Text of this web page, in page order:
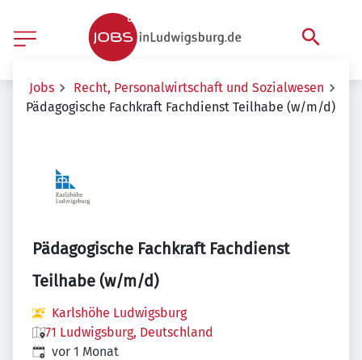
Jobs
Recht, Personalwirtschaft und Sozialwesen
Pädagogische Fachkraft Fachdienst Teilhabe (w/m/d)
Pädagogische Fachkraft Fachdienst
Teilhabe (w/m/d)
Karlshöhe Ludwigsburg
71 Ludwigsburg, Deutschland
Veröffentlicht:
vor 1 Monat